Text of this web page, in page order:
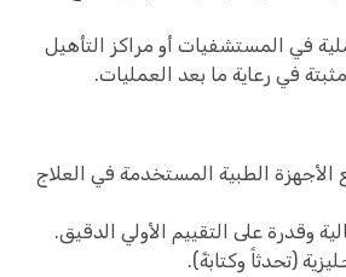
في المستشفيات أو مراكز التأهيل
في رعاية ما بعد العمليات.
الأجهزة الطبية المستخدمة في العلاج
وقدرة على التقييم الأولي الدقيق.
(تحدثاً وكتابةً).